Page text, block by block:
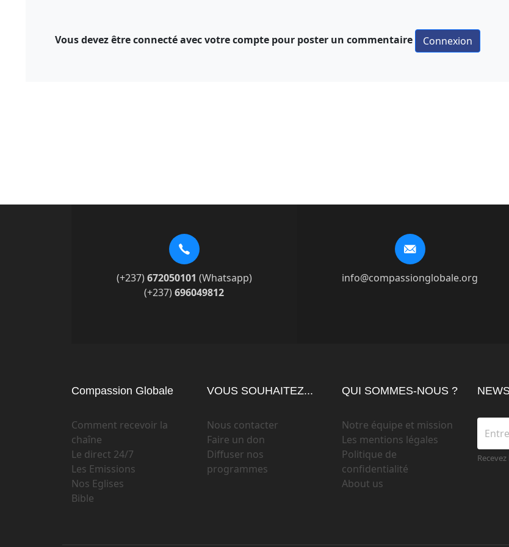
Vous devez être connecté avec votre compte pour poster un commentaire
(+237) 672050101 (Whatsapp)
(+237)696049812
info@compassionglobale.org
Compassion Globale
Comment recevoir la
chaîne
Le direct 24/7
Les Emissions
Nos Eglises
Bible
VOUS SOUHAITEZ...
Nous contacter
Faire un don
Diffuser nos
programmes
QUI SOMMES-NOUS ?
Notre équipe et mission
Les mentions légales
Politique de
confidentialité
About us